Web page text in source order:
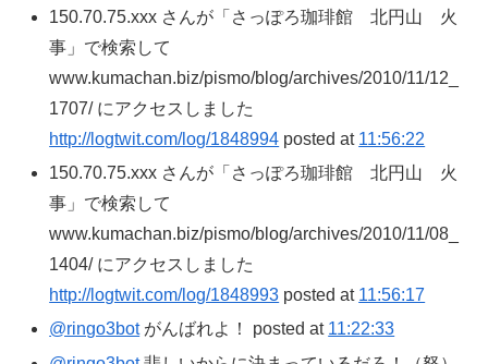
150.70.75.xxx さんが「さっぽろ珈琲館 北円山 火
事」で検索して
www.kumachan.biz/pismo/blog/archives/2010/11/12_
1707/ にアクセスしました
http://logtwit.com/log/1848994 posted at 11:56:22
150.70.75.xxx さんが「さっぽろ珈琲館 北円山 火
事」で検索して
www.kumachan.biz/pismo/blog/archives/2010/11/08_
1404/ にアクセスしました
http://logtwit.com/log/1848993 posted at 11:56:17
@ringo3botがんばれよ！ posted at 11:22:33